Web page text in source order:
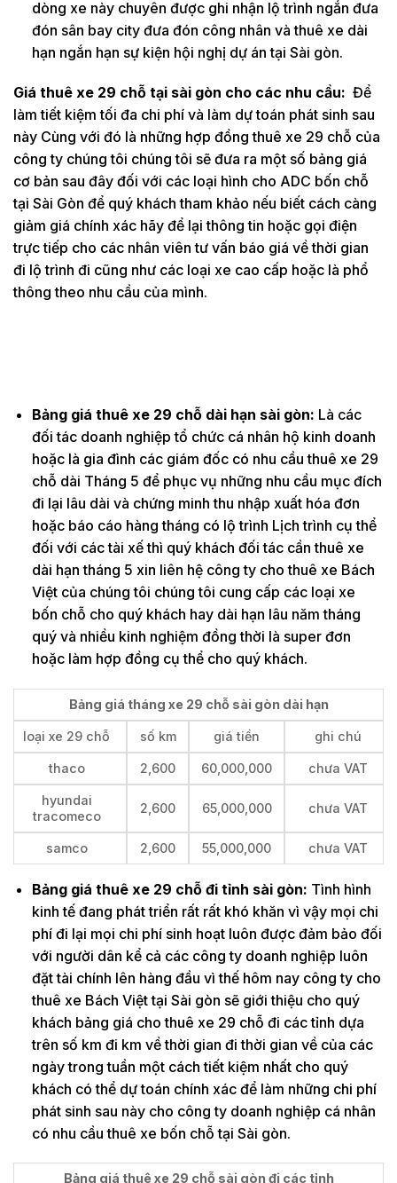
dòng xe này chuyên được ghi nhận lộ trình ngắn đưa
đón sân bay city đưa đón công nhân và thuê xe dài
hạn ngắn hạn sự kiện hội nghị dự án tại Sài gòn.
Giá thuê xe 29 chỗ tại sài gòn cho các nhu cầu: Để
làm tiết kiệm tối đa chi phí và làm dự toán phát sinh sau
này Cùng với đó là những hợp đồng thuê xe 29 chỗ của
công ty chúng tôi chúng tôi sẽ đưa ra một số bảng giá
cơ bản sau đây đối với các loại hình cho ADC bốn chỗ
tại Sài Gòn để quý khách tham khảo nếu biết cách càng
giảm giá chính xác hãy để lại thông tin hoặc gọi điện
trực tiếp cho các nhân viên tư vấn báo giá về thời gian
đi lộ trình đi cũng như các loại xe cao cấp hoặc là phổ
thông theo nhu cầu của mình.
Bảng giá thuê xe 29 chỗ dài hạn sài gòn: Là các
đối tác doanh nghiệp tổ chức cá nhân hộ kinh doanh
hoặc là gia đình các giám đốc có nhu cầu thuê xe 29
chỗ dài Tháng 5 để phục vụ những nhu cầu mục đích
đi lại lâu dài và chứng minh thu nhập xuất hóa đơn
hoặc báo cáo hàng tháng có lộ trình Lịch trình cụ thể
đối với các tài xế thì quý khách đối tác cần thuê xe
dài hạn tháng 5 xin liên hệ công ty cho thuê xe Bách
Việt của chúng tôi chúng tôi cung cấp các loại xe
bốn chỗ cho quý khách hay dài hạn lâu năm tháng
quý và nhiều kinh nghiệm đồng thời là super đơn
hoặc làm hợp đồng cụ thể cho quý khách.
Bảng giá tháng xe 29 chỗ sài gòn dài hạn
loại xe 29 chỗ số km giá tiền ghi chú
thaco 2,600 60,000,000 chưa VAT
hyundai
tracomeco
2,600 65,000,000 chưa VAT
samco 2,600 55,000,000 chưa VAT
Bảng giá thuê xe 29 chỗ đi tỉnh sài gòn: Tình hình
kinh tế đang phát triển rất rất khó khăn vì vậy mọi chi
phí đi lại mọi chi phí sinh hoạt luôn được đảm bảo đối
với người dân kể cả các công ty doanh nghiệp luôn
đặt tài chính lên hàng đầu vì thế hôm nay công ty cho
thuê xe Bách Việt tại Sài gòn sẽ giới thiệu cho quý
khách bảng giá cho thuê xe 29 chỗ đi các tỉnh dựa
trên số km đi km về thời gian đi thời gian về của các
ngày trong tuần một cách tiết kiệm nhất cho quý
khách có thể dự toán chính xác để làm những chi phí
phát sinh sau này cho công ty doanh nghiệp cá nhân
có nhu cầu thuê xe bốn chỗ tại Sài gòn.
Bảng giá thuê xe 29 chỗ sài gòn đi các tỉnh